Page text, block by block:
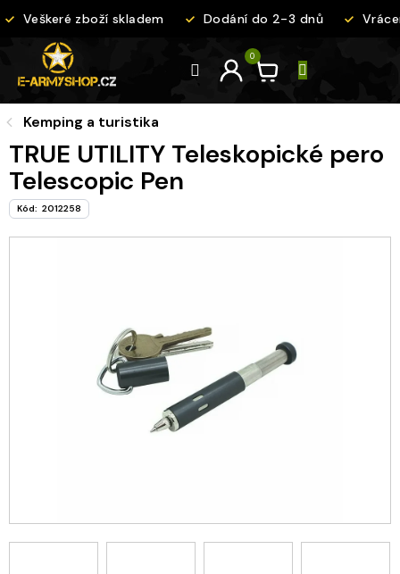
na
Veškeré zboží skladem Dodání do 2-3 dnů
Kemping a turistika
TRUE UTILITY Teleskopické pero
Telescopic Pen
Kód: 2012258